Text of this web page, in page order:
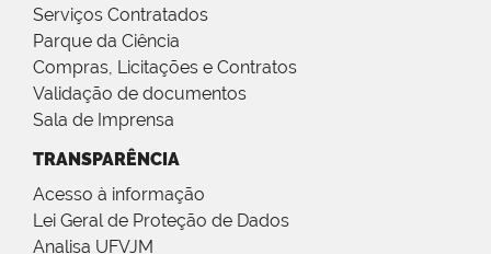
Serviços Contratados
Parque da Ciência
Compras, Licitações e Contratos
Validação de documentos
Sala de Imprensa
TRANSPARÊNCIA
Acesso à informação
Lei Geral de Proteção de Dados
Analisa UFVJM